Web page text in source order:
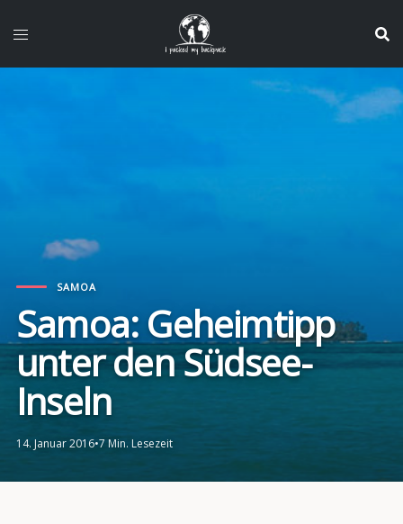
Inhalt
SAMOA
Samoa: Geheimtipp
unter den Südsee-
Inseln
14. Januar 2016•7 Min. Lesezeit